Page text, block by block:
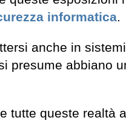
informatica.
anche in
presume abbiano
tutte queste realtà